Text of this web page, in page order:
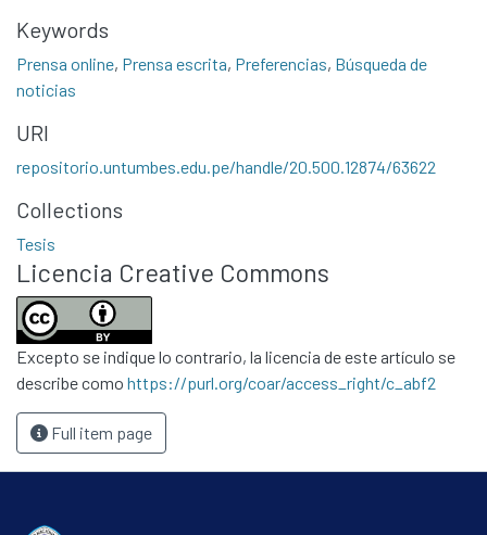
All of DSpace
Statistics
Contacto
Políticas
Keywords
Prensa online, Prensa escrita, Preferencias, Búsqueda de
noticias
URI
repositorio.untumbes.edu.pe/handle/20.500.12874/63622
Collections
Tesis
Licencia Creative Commons
Excepto se indique lo contrario, la licencia de este artículo se
describe como https://purl.org/coar/access_right/c_abf2
Full item page